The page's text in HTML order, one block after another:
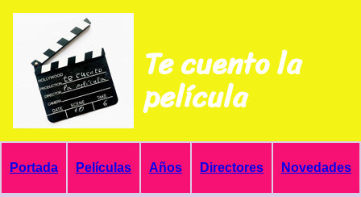
Te cuento la
película
Portada Películas Años Directores Novedades